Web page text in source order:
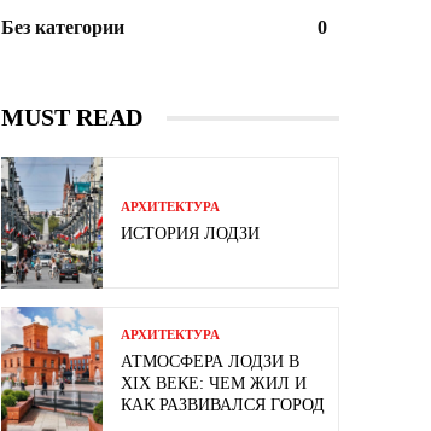
Без категории
0
MUST READ
АРХИТЕКТУРА
ИСТОРИЯ ЛОДЗИ
АРХИТЕКТУРА
АТМОСФЕРА ЛОДЗИ В
XIX ВЕКЕ: ЧЕМ ЖИЛ И
КАК РАЗВИВАЛСЯ ГОРОД